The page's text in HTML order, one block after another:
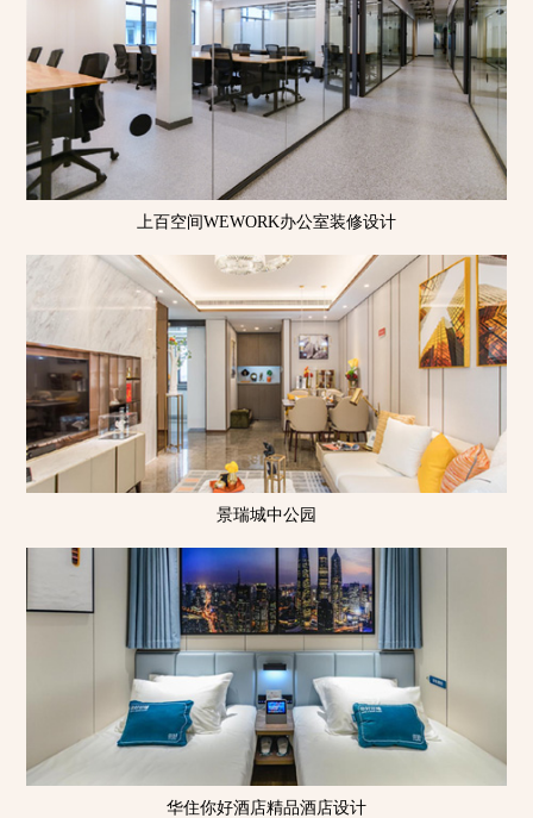
上百空间WEWORK办公室装修设计
景瑞城中公园
华住你好酒店精品酒店设计